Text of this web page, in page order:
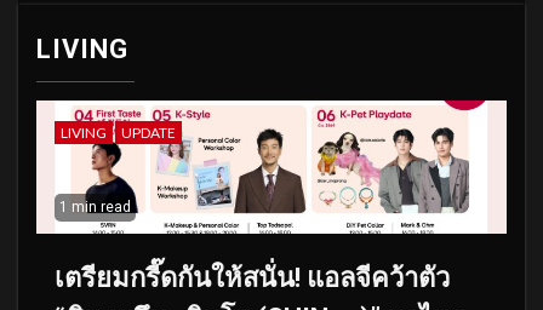
LIVING
LIVING UPDATE
1 min read
เตรียมกรี๊ดกันให้สนั่น! แอลจีคว้าตัว